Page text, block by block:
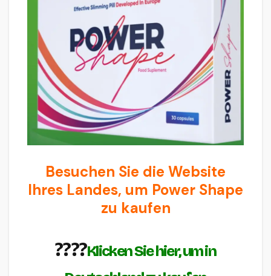
Besuchen Sie die Website
Ihres Landes, um Power Shape
zu kaufen
????Klicken Sie hier, um in